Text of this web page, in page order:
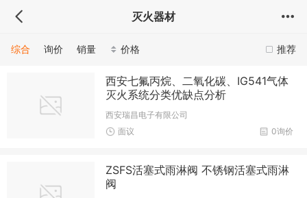
灭火器材
推荐
综合 询价 销量 价格
西安七氟丙烷、二氧化碳、IG541气体
灭火系统分类优缺点分析
西安瑞昌电子有限公司
0询价
面议
ZSFS活塞式雨淋阀 不锈钢活塞式雨淋
阀